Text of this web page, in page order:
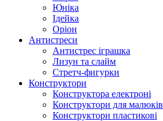
Юніка
Ідейка
Оріон
Антистреси
Антистрес іграшка
Лизун та слайм
Стретч-фигурки
Конструктори
Конструктора електроні
Конструктори для малюків
Конструктори пластикові